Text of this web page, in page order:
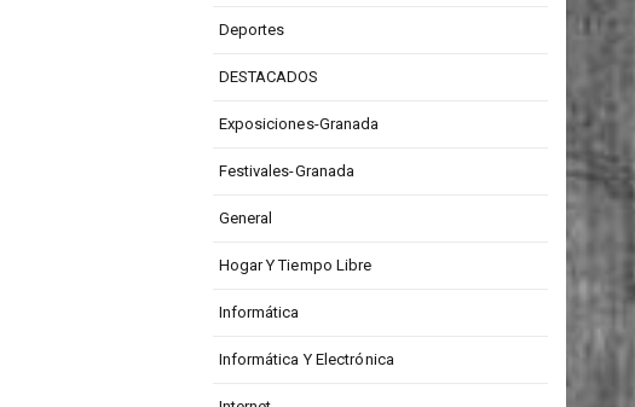
Deportes
DESTACADOS
Exposiciones-Granada
Festivales-Granada
General
Hogar Y Tiempo Libre
Informática
Informática Y Electrónica